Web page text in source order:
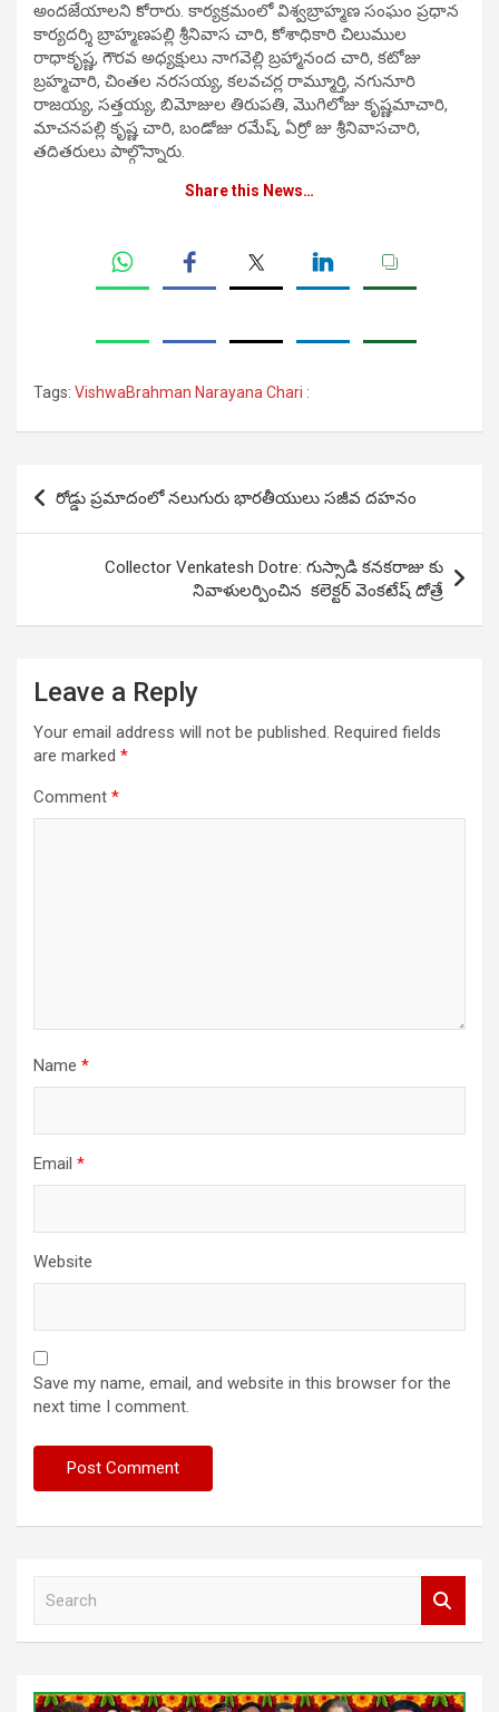
అందజేయాలని కోరారు. కార్యక్రమంలో విశ్వబ్రాహ్మణ సంఘం ప్రధాన
కార్యదర్శి బ్రాహ్మణపల్లి శ్రీనివాస చారి, కోశాధికారి చిలుముల
రాధాకృష్ణ, గౌరవ అధ్యక్షులు నాగవెల్లి బ్రహ్మానంద చారి, కటోజు
బ్రహ్మచారి, చింతల నరసయ్య, కలవచర్ల రామ్మూర్తి, నగునూరి
రాజయ్య, సత్తయ్య, బిమోజుల తిరుపతి, మొగిలోజు కృష్ణమాచారి,
మాచనపల్లి కృష్ణ చారి, బండోజు రమేష్, ఏర్రో జు శ్రీనివాసచారి,
తదితరులు పాల్గొన్నారు.
Share this News…
Tags: VishwaBrahman Narayana Chari :
Post
navigation
రోడ్డు ప్రమాదంలో నలుగురు భారతీయులు సజీవ దహనం
Collector Venkatesh Dotre: గుస్సాడి కనకరాజు కు
నివాళులర్పించిన కలెక్టర్ వెంకటేష్ దోత్రే
Leave a Reply
Your email address will not be published. Required fields
are marked *
Comment *
Name *
Email *
Website
Save my name, email, and website in this browser for the
next time I comment.
h